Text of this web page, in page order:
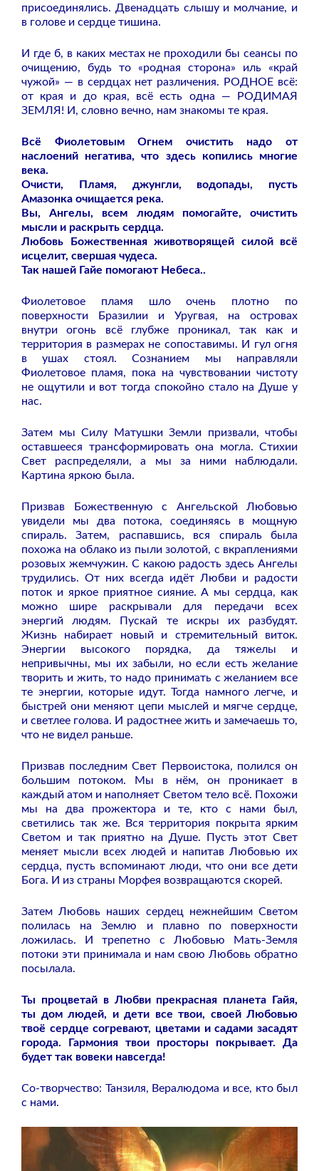
присоединялись. Двенадцать слышу и молчание, и
в голове и сердце тишина.
И где б, в каких местах не проходили бы се­­ансы по
очищению, будь то «родная сторона» иль «край
чужой» — в сердцах нет различения. РОДНОЕ всё:
от кр­­ая и до края, всё есть одна — РОДИМАЯ
ЗЕМЛЯ! И, словно вечно, нам знакомы те кра­я.
Всё Фиолетовым Огнем очистить надо от
наслоений негатива, что здесь копились многие
века.
Очисти, Пламя, джунгли, водопады, пусть
Амазонка очищается река.
Вы, Ангелы, всем людям помогайте, очистить
мысли и раскрыть сердца.
Любовь Божественная животворящей силой всё
исцелит, свершая чудеса.
Так нашей Гайе помогают Небеса..
Фиолетовое пламя шло очень плотно по
поверхности Бразилии и Уругвая, на островах
внутри огонь всё глубже проникал, так как и
территория в размерах не сопоставимы. И гул огня
в ушах стоял. Сознанием мы направляли
Фиолетовое пламя, пока на чувствовании чистоту
не ощутили и вот тогда спокойно стало на Душе у
нас.
Затем мы Силу Матушки Земли призвали, чтобы
оставшееся трансформировать она могла. Стихии
Свет распределяли, а мы за ними наблюдали.
Картина яркою была.
Призвав Божественную с Ангельской Любовью
увидели мы два потока, соединяясь в мощную
спираль. Затем, распавшись, вся спираль была
похожа на облако из пыли золотой, с вкраплениями
розовых жемчужин. С какою радость здесь Ангелы
трудились. От них всегда идёт Любви и радости
поток и яркое приятное сияние.А мы сердца, как
можно шире раскрывали для передачи всех
энергий людям. Пускай те искры их разбудят.
Жизнь набирает новый и стремительный виток.
Энергии высокого порядка, да тяжелы и
непривычны, мы их забыли, но если есть желание
творить и жить, то надо принимать с желанием все
те энергии, которые идут. Тогда намного легче, и
быстрей они меняют цепи мыслей и мягче сердце,
и светлее голова. И радостнее жить и замечаешь то,
что не видел раньше.
Призвав последним Свет Первоистока, полился он
большим потоком. Мы в нём, он проникает в
каждый атом и наполняет Светом тело всё. Похожи
мы на два прожектора и те, кто с нами был,
светились так же. Вся территория покрыта ярким
Светом и так приятно на Душе. Пусть этот Свет
меняет мысли всех людей и напитав Любовью их
сердца, пусть вспоминают люди, что они все дети
Бога. И из страны Морфея возвращаются скорей.
Затем Любовь наших сердец нежнейшим Светом
полилась на Землю и плавно по поверхности
ложилась. И трепетно с Любовью Мать-Земля
потоки эти принимала и нам свою Любовь обратно
посылала.
Ты процветай в Любви прекрасная планета Гайя,
ты дом людей, и дети все твои, своей Любовью
твоё сердце согревают, цветами и садами засадят
города. Гармония твои просторы покрывает. Да
будет так вовеки навсегда!
Со-творчество: Танзиля, Вералюдома и все, кто был
с нами.